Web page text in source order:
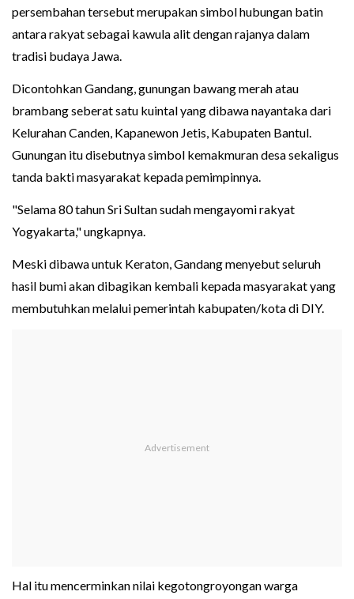
persembahan tersebut merupakan simbol hubungan batin
antara rakyat sebagai kawula alit dengan rajanya dalam
tradisi budaya Jawa.
Dicontohkan Gandang, gunungan bawang merah atau
brambang seberat satu kuintal yang dibawa nayantaka dari
Kelurahan Canden, Kapanewon Jetis, Kabupaten Bantul.
Gunungan itu disebutnya simbol kemakmuran desa sekaligus
tanda bakti masyarakat kepada pemimpinnya.
"Selama 80 tahun Sri Sultan sudah mengayomi rakyat
Yogyakarta," ungkapnya.
Meski dibawa untuk Keraton, Gandang menyebut seluruh
hasil bumi akan dibagikan kembali kepada masyarakat yang
membutuhkan melalui pemerintah kabupaten/kota di DIY.
Hal itu mencerminkan nilai kegotongroyongan warga